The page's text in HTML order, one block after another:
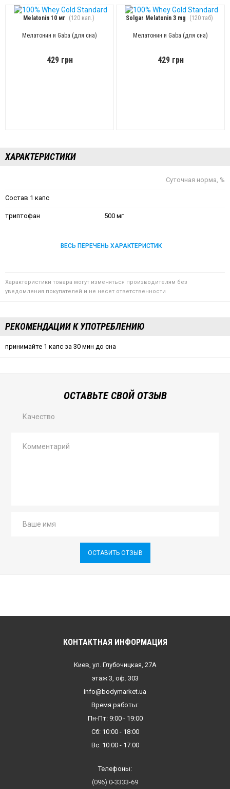
Melatonin 10 мг (120 кап.)
Мелатонин и Gaba (для сна)
429 грн
Solgar Melatonin 3 mg (120 таб)
Мелатонин и Gaba (для сна)
429 грн
ХАРАКТЕРИСТИКИ
Суточная норма, %
Состав 1 капс
триптофан 500 мг
ВЕСЬ ПЕРЕЧЕНЬ ХАРАКТЕРИСТИК
Характеристики товара могут изменяться производителям без
уведомления покупателей и не несет ответственности
РЕКОМЕНДАЦИИ К УПОТРЕБЛЕНИЮ
принимайте 1 капс за 30 мин до сна
ОСТАВЬТЕ СВОЙ ОТЗЫВ
Качество
ОСТАВИТЬ ОТЗЫВ
КОНТАКТНАЯ ИНФОРМАЦИЯ
Киев, ул. Глубочицкая, 27А
этаж 3, оф. 303
info@bodymarket.ua
Время работы:
Пн-Пт: 9:00 - 19:00
Сб: 10:00 - 18:00
Вс: 10:00 - 17:00
Телефоны:
(096) 0-3333-69